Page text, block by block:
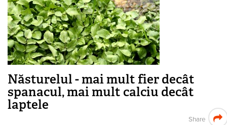
Năsturelul - mai mult fier decât
spanacul, mai mult calciu decât
laptele
Share